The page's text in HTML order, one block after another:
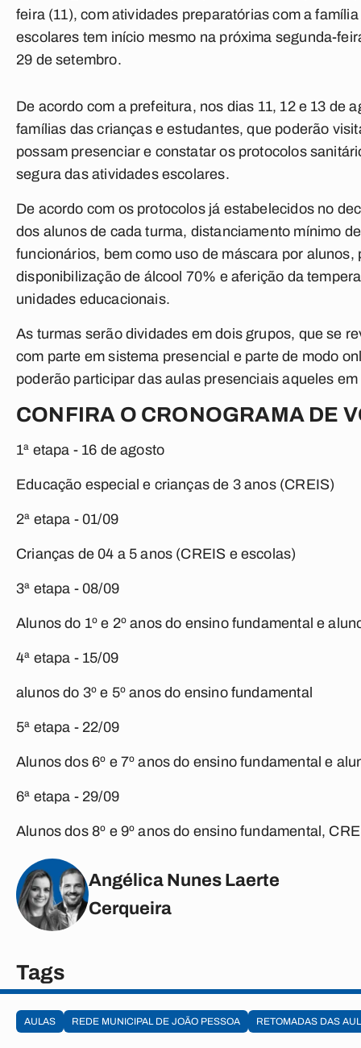
feira (11), com atividades preparatórias com a
escolares tem início mesmo na próxima segunda-
29 de setembro.
De acordo com a prefeitura, nos dias 11, 12 e 13 de
famílias das crianças e estudantes, que poderão
possam presenciar e constatar os protocolos
segura das atividades escolares.
De acordo com os protocolos já estabelecidos no
dos alunos de cada turma, distanciamento mínimo
funcionários, bem como uso de máscara por
disponibilização de álcool 70% e aferição da
unidades educacionais.
As turmas serão dividades em dois grupos, que se
com parte em sistema presencial e parte de modo
poderão participar das aulas presenciais aqueles
CONFIRA O CRONOGRAMA DE
1ª etapa - 16 de agosto
Educação especial e crianças de 3 anos (CREIS)
2ª etapa - 01/09
Crianças de 04 a 5 anos (CREIS e escolas)
3ª etapa - 08/09
Alunos do 1º e 2º anos do ensino fundamental e
4ª etapa - 15/09
alunos do 3º e 5º anos do ensino fundamental
5ª etapa - 22/09
Alunos dos 6º e 7º anos do ensino fundamental e
6ª etapa - 29/09
Alunos dos 8º e 9º anos do ensino fundamental,
Angélica Nunes Laerte
Cerqueira
Tags
AULAS REDE MUNICIPAL DE JOÃO PESSOA RETOMADAS DAS